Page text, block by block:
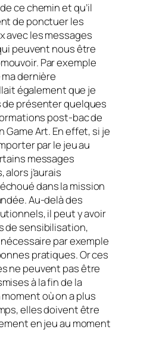
ce chemin et qu’il
de ponctuer les
avec les messages
peuvent nous être
Par exemple
dernière
également que je
présenter quelques
post-bac de
Game Art. En effet, si je
par le jeu au
messages
j’aurais
dans la mission
Au-delà des
il peut y avoir
de sensibilisation,
par exemple
pratiques. Or ces
ne peuvent pas être
à la fin de la
où on a plus
elles doivent être
en jeu au moment